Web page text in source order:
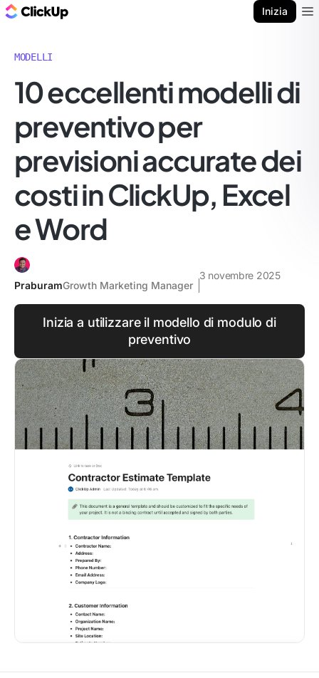
Inizia
MODELLI
10 eccellenti modelli di
preventivo per
previsioni accurate dei
costi in ClickUp, Excel
e Word
PraburamGrowth Marketing Manager
3 novembre 2025
Inizia a utilizzare il modello di modulo di
preventivo